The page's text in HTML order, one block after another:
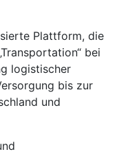
Plattform, die
bei
logistischer
bis zur
und